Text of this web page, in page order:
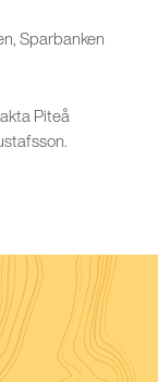
Sparbanken
Piteå